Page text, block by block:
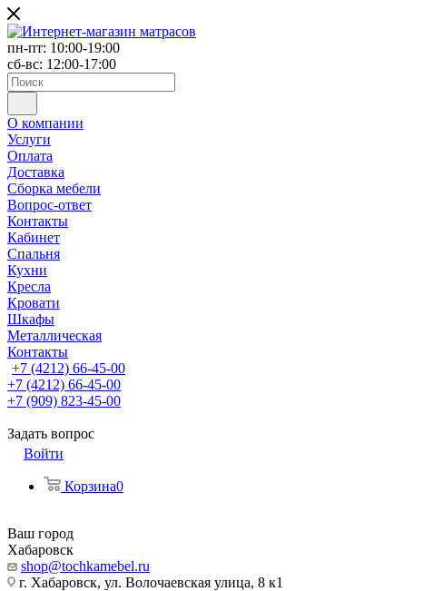
пн-пт: 10:00-19:00
сб-вс: 12:00-17:00
О компании
Услуги
Оплата
Доставка
Сборка мебели
Вопрос-ответ
Контакты
Кабинет
Спальня
Кухни
Кресла
Кровати
Шкафы
Металлическая
Контакты
+7 (4212) 66-45-00
+7 (4212) 66-45-00
+7 (909) 823-45-00
Задать вопрос
Войти
Корзина0
Ваш город
Хабаровск
shop@tochkamebel.ru
г. Хабаровск, ул. Волочаевская улица, 8 к1